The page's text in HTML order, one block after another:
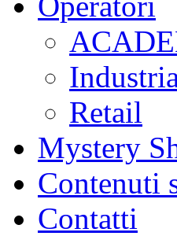
Retail
Mystery
Contenuti
Contatti